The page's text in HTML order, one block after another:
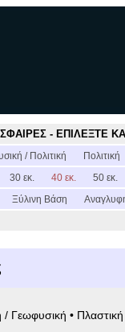
- ΕΠΙΛΕΞΤΕ
/ Πολιτική Πολιτική
30 εκ. 40 εκ.
50 εκ.
Ξύλινη Βάση
Γεωφυσική •